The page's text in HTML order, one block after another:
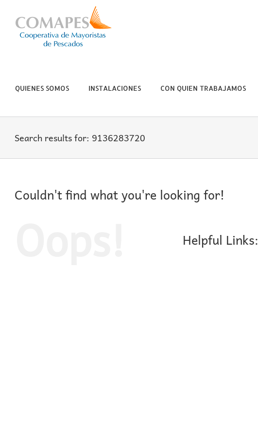
content
QUIENES SOMOS INSTALACIONES CON QUIEN TRABAJAMOS
Search results for: 9136283720
Couldn't find what you're looking for!
Helpful Links: